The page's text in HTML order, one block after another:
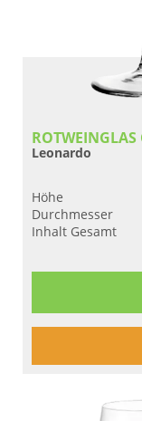
ROTWEINGLAS
Leonardo
Höhe
Durchmesser
Inhalt Gesamt